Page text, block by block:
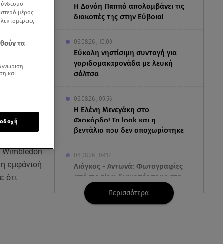
Η Δανάη Παππά απολαμβάνει τις
διακοπές της στην Εύβοια!
06.08.26 , 10:00
Eύκολη νηστίσιμη συνταγή για
γαριδομακαρονάδα με λευκή
σάλτσα
06.08.26 , 09:56
Η Ελένη Μενεγάκη στο
Φισκάρδο! Το look και η
βεντάλια που δεν αποχωρίστηκε
06.08.26 , 09:17
Λιάγκας - Αντωνά: Φωτογραφίες
από τις glam διακοπές τους στη
Μύκονο
Περισσότερα
οποίο
Wimbledon
εμφάνισή
ότι
μέρος
τα
και